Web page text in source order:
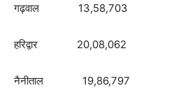
गढ़वाल 13,58,703
हरिद्वार
नैनीताल